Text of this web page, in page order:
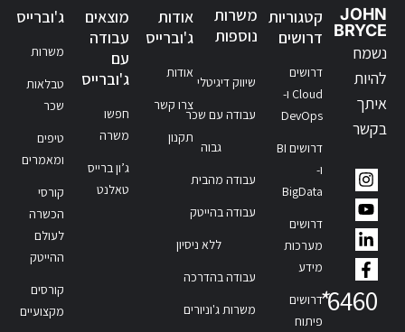
JOHN
BRYCE
נשמח
להיות
איתך
בקשר
6460
*
קטגוריות
דרושים
דרושים
Cloud ו-
DevOps
דרושים BI
ו-
BigData
דרושים
מערכות
מידע
דרושים
פיתוח
משרות
נוספות
שיווק דיגיטלי
עבודה עם שכר
גבוה
עבודה מהבית
עבודה בהייטק
ללא ניסיון
עבודה בהדרכה
משרות ג'וניורים
אודות
ג'וברייס
אודות
צרו קשר
תקנון
מוצאים
עבודה
עם
ג'וברייס
חפשו
משרה
ג’ון ברייס
טאלנט
ג'וברייס
משרות
טבלאות
שכר
טיפים
ומאמרים
קורסי
הכשרה
לעולם
ההייטק
קורסים
מקצועיים